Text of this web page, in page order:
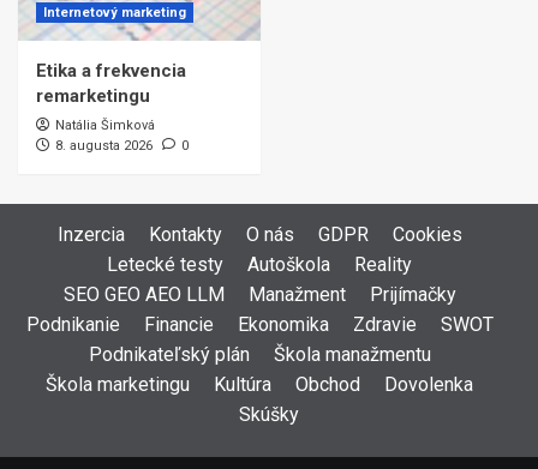
Internetový marketing
Etika a frekvencia
remarketingu
Natália Šimková
8. augusta 2026
0
Inzercia Kontakty O nás GDPR
Cookies
Letecké testy
Autoškola
Reality
SEO GEO AEO LLM
Manažment
Prijímačky
Podnikanie
Financie Ekonomika Zdravie
SWOT
Podnikateľský plán
Škola manažmentu
Škola marketingu
Kultúra Obchod
Dovolenka
Skúšky